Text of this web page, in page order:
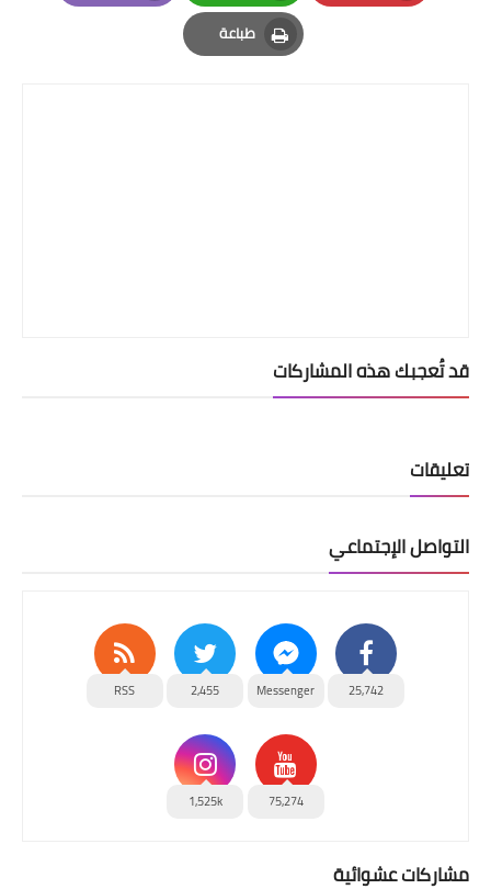
Pinterest
Whatsapp
Email
طباعة
Print
قد تُعجبك هذه المشاركات
تعليقات
التواصل الإجتماعي
25,742
Messenger
2,455
RSS
75,274
1,525k
مشاركات عشوائية